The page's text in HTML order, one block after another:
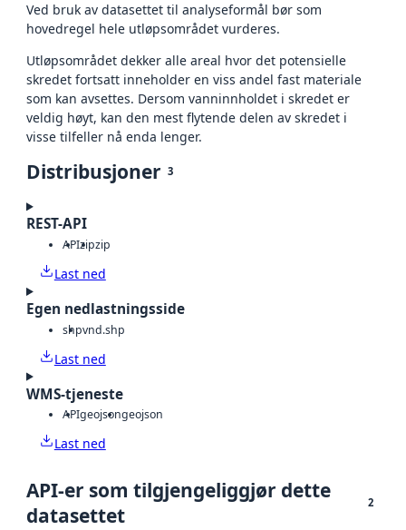
Ved bruk av datasettet til analyseformål bør som
hovedregel hele utløpsområdet vurderes.
Utløpsområdet dekker alle areal hvor det potensielle
skredet fortsatt inneholder en viss andel fast materiale
som kan avsettes. Dersom vanninnholdet i skredet er
veldig høyt, kan den mest flytende delen av skredet i
visse tilfeller nå enda lenger.
Distribusjoner 3
REST-API
APIzipzip
Last ned
Egen nedlastningsside
shpvnd.shp
Last ned
WMS-tjeneste
APIgeojsongeojson
Last ned
API-er som tilgjengeliggjør dette
datasettet
2